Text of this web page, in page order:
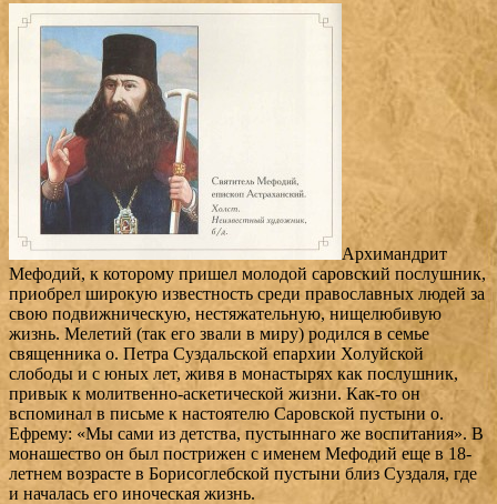
Архимандрит
Мефодий, к которому пришел молодой саровский послушник,
приобрел широкую известность среди православных людей за
свою подвижническую, нестяжательную, нищелюбивую
жизнь. Мелетий (так его звали в миру) родился в семье
священника о. Петра Суздальской епархии Холуйской
слободы и с юных лет, живя в монастырях как послушник,
привык к молитвенно-аскетической жизни. Как-то он
вспоминал в письме к настоятелю Саровской пустыни о.
Ефрему: «Мы сами из детства, пустыннаго же воспитания». В
монашество он был пострижен с именем Мефодий еще в 18-
летнем возрасте в Борисоглебской пустыни близ Суздаля, где
и началась его иноческая жизнь.